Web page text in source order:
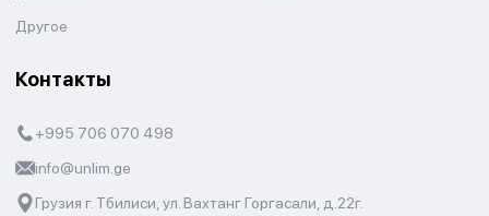
Другое
Контакты
+995 706 070 498
info@unlim.ge
Грузия г. Тбилиси, ул. Вахтанг Горгасали, д.22г.